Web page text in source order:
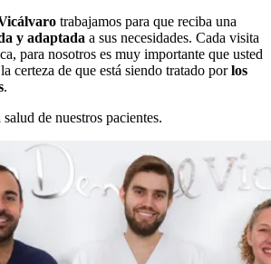
trabajamos para que reciba una
y adaptada a sus necesidades. Cada visita
para nosotros es muy importante que usted
certeza de que está siendo tratado porlos
.
de nuestros pacientes.